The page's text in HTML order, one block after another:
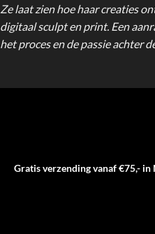
Ze laat zien hoe haar creaties
digitaal sculpt en print. Een
het proces en de passie achter
Gratis verzending vanaf €75,-